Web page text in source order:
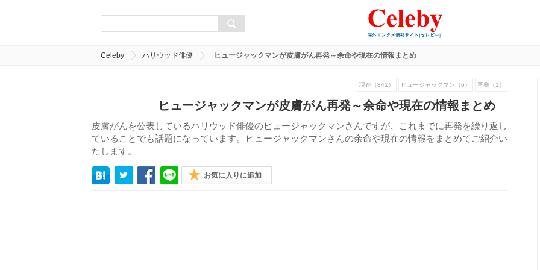
Celeby ハリウッド俳優 ヒュージャックマンが皮膚がん再発～余命や現在の情報まとめ
現在（841） ヒュージャックマン（6） 再発（1）
ヒュージャックマンが皮膚がん再発～余命や現在の情報まとめ
皮膚がんを公表しているハリウッド俳優のヒュージャックマンさんですが、これまでに再発を繰り返し
ていることでも話題になっています。ヒュージャックマンさんの余命や現在の情報をまとめてご紹介い
たします。
お気に入りに追加